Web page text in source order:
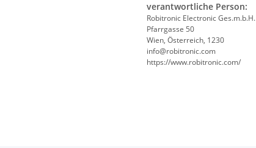
verantwortliche Person:
Robitronic Electronic Ges.m.b.H.
Pfarrgasse 50
Wien, Österreich, 1230
info@robitronic.com
https://www.robitronic.com/